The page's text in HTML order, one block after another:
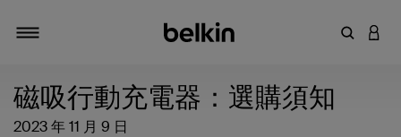
輸入關鍵
登入
磁吸行動充電器：選購須知
2023 年 11 月 9 日